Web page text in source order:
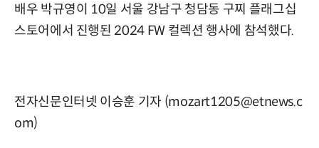
배우 박규영이 10일 서울 강남구 청담동 구찌 플래그십
스토어에서 진행된 2024 FW 컬렉션 행사에 참석했다.
전자신문인터넷 이승훈 기자 (mozart1205@etnews.c
om)